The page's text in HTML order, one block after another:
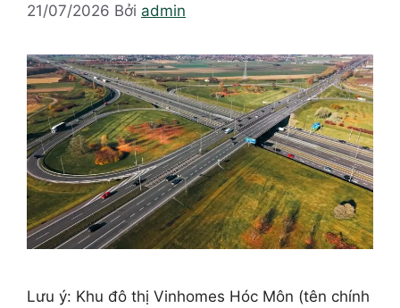
21/07/2026 Bởi admin
Lưu ý: Khu đô thị Vinhomes Hóc Môn (tên chính